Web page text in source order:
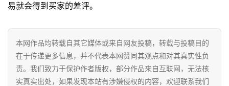
易就会得到买家的差评。
本网作品均转载自其它媒体或来自网友投稿，转载与投稿目的
在于传递更多信息，并不代表本网赞同其观点和对其真实性负
责。我们致力于保护作者版权，部分作品来自互联网，无法核
实真实出处，如果发现本站有涉嫌侵权的内容，欢迎联系我们